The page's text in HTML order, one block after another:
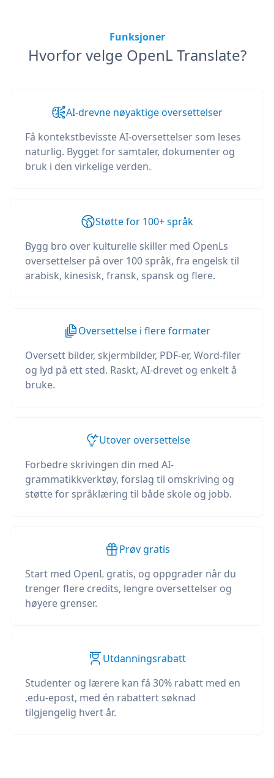
Funksjoner
Hvorfor velge OpenL Translate?
AI-drevne nøyaktige oversettelser
Få kontekstbevisste AI-oversettelser som leses
naturlig. Bygget for samtaler, dokumenter og
bruk i den virkelige verden.
Støtte for 100+ språk
Bygg bro over kulturelle skiller med OpenLs
oversettelser på over 100 språk, fra engelsk til
arabisk, kinesisk, fransk, spansk og flere.
Oversettelse i flere formater
Oversett bilder, skjermbilder, PDF-er, Word-filer
og lyd på ett sted. Raskt, AI-drevet og enkelt å
bruke.
Utover oversettelse
Forbedre skrivingen din med AI-
grammatikkverktøy, forslag til omskriving og
støtte for språklæring til både skole og jobb.
Prøv gratis
Start med OpenL gratis, og oppgrader når du
trenger flere credits, lengre oversettelser og
høyere grenser.
Utdanningsrabatt
Studenter og lærere kan få 30% rabatt med en
.edu-epost, med én rabattert søknad
tilgjengelig hvert år.